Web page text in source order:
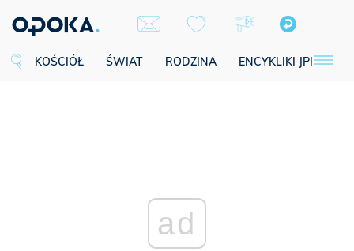
KOŚCIÓŁ ŚWIAT RODZINA ENCYKLIKI JPII
ad